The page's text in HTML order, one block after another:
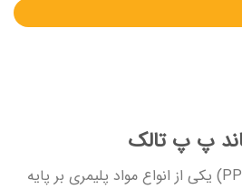
پ پ تالک
کامپاند پ پ تالک (PP Talc) یکی از انواع مواد پلیمری بر پایه